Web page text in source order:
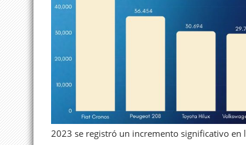
2023 se registró un incremento significativo